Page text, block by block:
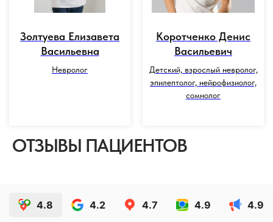
Золтуева Елизавета
Васильевна
Невролог
Коротченко Денис
Васильевич
Детский, взрослый невролог,
эпилептолог, нейрофизиолог,
сомнолог
ОТЗЫВЫ ПАЦИЕНТОВ
4.8 4.2 4.7 4.9 4.9